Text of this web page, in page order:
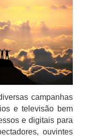
campanhas
e televisão bem
e digitais para
ouvintes